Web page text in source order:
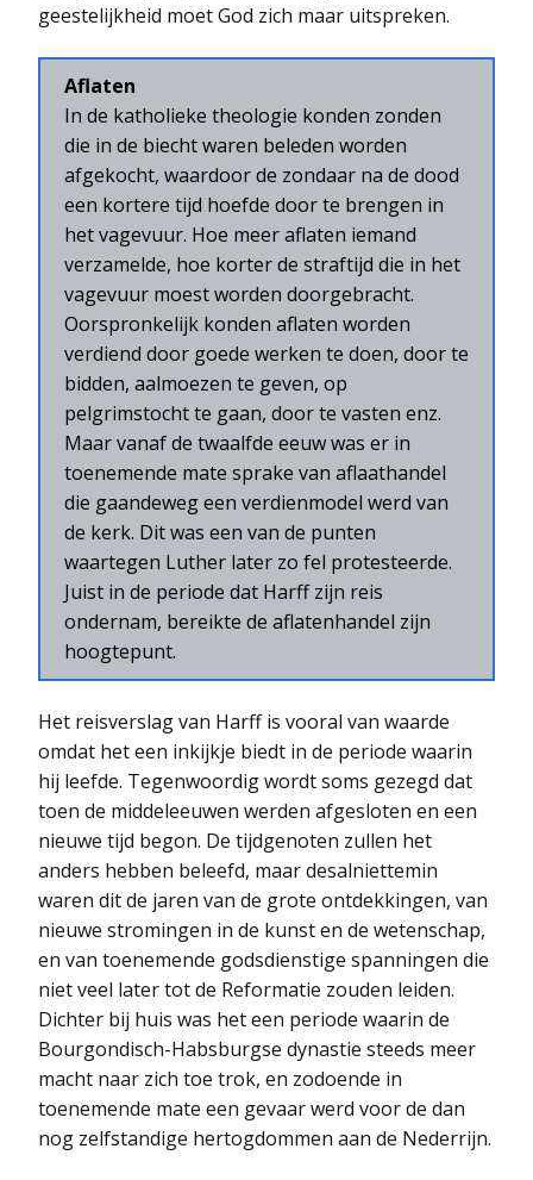
geestelijkheid moet God zich maar uitspreken.
Aflaten
In de katholieke theologie konden zonden
die in de biecht waren beleden worden
afgekocht, waardoor de zondaar na de dood
een kortere tijd hoefde door te brengen in
het vagevuur. Hoe meer aflaten iemand
verzamelde, hoe korter de straftijd die in het
vagevuur moest worden doorgebracht.
Oorspronkelijk konden aflaten worden
verdiend door goede werken te doen, door te
bidden, aalmoezen te geven, op
pelgrimstocht te gaan, door te vasten enz.
Maar vanaf de twaalfde eeuw was er in
toenemende mate sprake van aflaathandel
die gaandeweg een verdienmodel werd van
de kerk. Dit was een van de punten
waartegen Luther later zo fel protesteerde.
Juist in de periode dat Harff zijn reis
ondernam, bereikte de aflatenhandel zijn
hoogtepunt.
Het reisverslag van Harff is vooral van waarde
omdat het een inkijkje biedt in de periode waarin
hij leefde. Tegenwoordig wordt soms gezegd dat
toen de middeleeuwen werden afgesloten en een
nieuwe tijd begon. De tijdgenoten zullen het
anders hebben beleefd, maar desalniettemin
waren dit de jaren van de grote ontdekkingen, van
nieuwe stromingen in de kunst en de wetenschap,
en van toenemende godsdienstige spanningen die
niet veel later tot de Reformatie zouden leiden.
Dichter bij huis was het een periode waarin de
Bourgondisch-Habsburgse dynastie steeds meer
macht naar zich toe trok, en zodoende in
toenemende mate een gevaar werd voor de dan
nog zelfstandige hertogdommen aan de Nederrijn.